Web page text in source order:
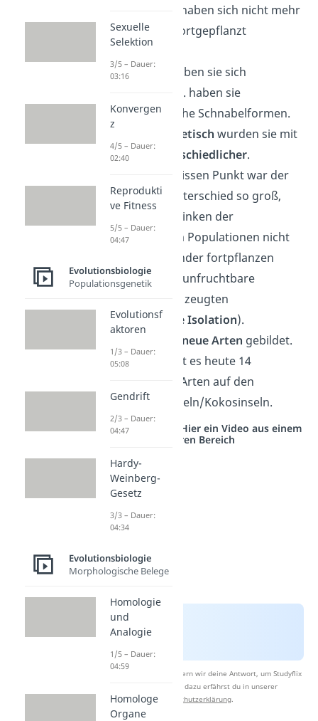
getrennt und haben sich nicht mehr
miteinander fortgepflanzt
Mit der Zeit haben sie sich
verändert, z. B. haben sie
unterschiedliche Schnabelformen.
genetisch wurden sie mit
der Zeit
unterschiedlicher.
Ab einem gewissen Punkt war der
genetische Unterschied so groß,
dass sich die Finken der
verschiedenen Populationen nicht
mehr miteinander fortpflanzen
konnten oder unfruchtbare
Nachkommen zeugten
Reproduktive Isolation).
neue Arten gebildet.
Insgesamt gibt es heute 14
verschiedene Arten auf den
Galapagos-Inseln/Kokosinseln.
Studyflix vernetzt: Hier ein Video aus einem
anderen Bereich
Nach Beantwortung speichern wir deine Antwort, um Studyflix
zu verbessern. Mehr dazu erfährst du in unserer
Datenschutzerklärung
Sexuelle
Selektion
3/5 – Dauer:
03:16
Konvergen
z
4/5 – Dauer:
02:40
Reprodukti
ve Fitness
5/5 – Dauer:
04:47
Evolutionsbiologie
Populationsgenetik
Evolutionsf
aktoren
1/3 – Dauer:
05:08
Gendrift
2/3 – Dauer:
04:47
Hardy-
Weinberg-
Gesetz
3/3 – Dauer:
04:34
Evolutionsbiologie
Morphologische Belege
Homologie
und
Analogie
1/5 – Dauer:
04:59
Homologe
Organe